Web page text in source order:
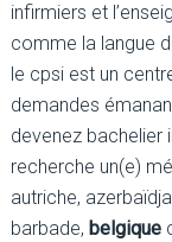
infirmiers et
comme la langue
le cpsi est un
demandes
devenez bachelier
recherche un(e)
autriche,
barbade, belgique